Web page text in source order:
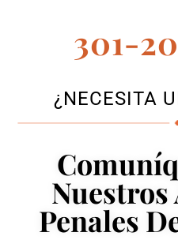
301-
¿NECESITA
Nuestros
Penales